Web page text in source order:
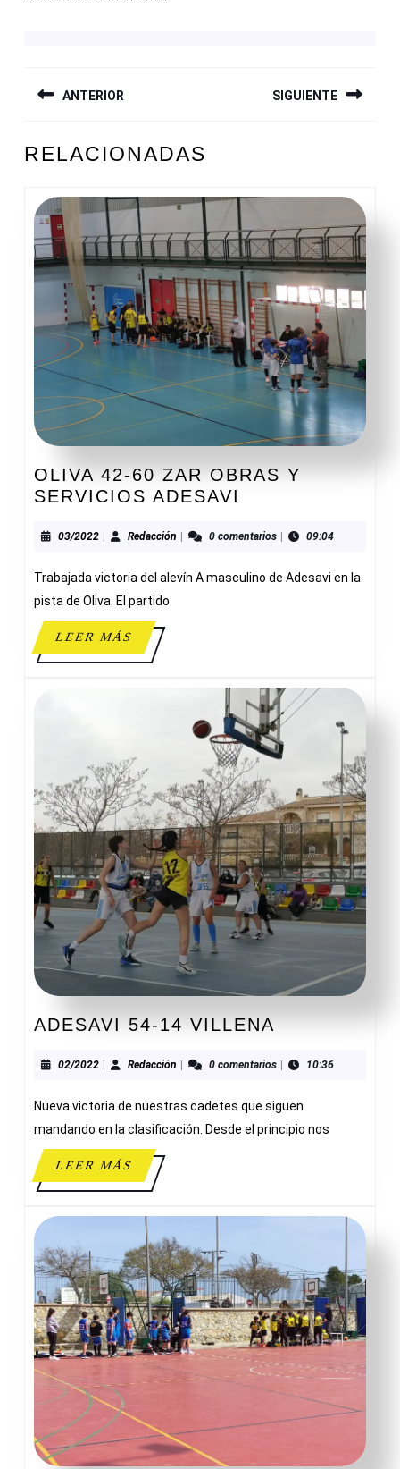
DE
ANTERIOR
anterior:
SIGUIENTE
entrada:
RELACIONADAS
OLIVA 42-60 ZAR OBRAS Y
SERVICIOS ADESAVI
60
OBRAS
03/202203/2022Redacción Redacción0 comentarios 09:04
Trabajada victoria del alevín A masculino de Adesavi en la
pista de Oliva. El partido
LEER MÁSLEER
MÁS
ADESAVI 54-14 VILLENA
14
02/202202/2022Redacción Redacción0 comentarios 10:36
Nueva victoria de nuestras cadetes que siguen
mandando en la clasificación. Desde el principio nos
LEER MÁSLEER
MÁS